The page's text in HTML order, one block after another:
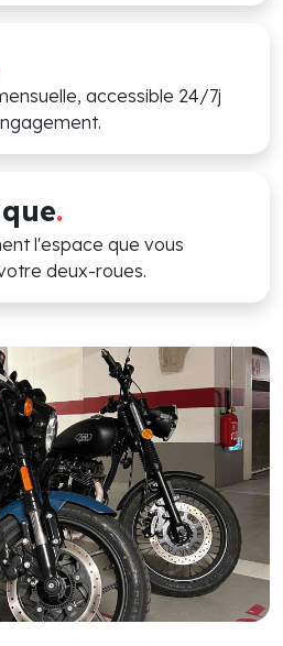
accessible 24/7j
.
l'espace que vous
deux-roues.